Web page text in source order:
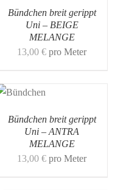
Bündchen breit gerippt
Uni – BEIGE
MELANGE
13,00 € pro Meter
CART
Bündchen breit gerippt
Uni – ANTRA
MELANGE
13,00 € pro Meter